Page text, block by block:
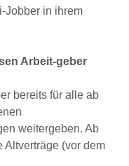
Jobber in ihrem
Arbeit-geber
bereits für alle ab
weitergeben. Ab
Altverträge (vor dem